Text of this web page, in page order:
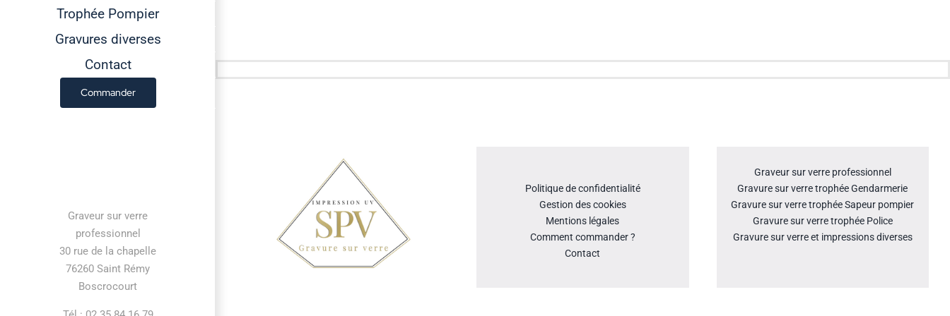
Trophée Pompier
Gravures diverses
Contact
Commander
Graveur sur verre
professionnel
30 rue de la chapelle
76260 Saint Rémy
Boscrocourt
Politique de confidentialité
Gestion des cookies
Mentions légales
Comment commander ?
Contact
Graveur sur verre professionnel
Gravure sur verre trophée Gendarmerie
Gravure sur verre trophée Sapeur pompier
Gravure sur verre trophée Police
Gravure sur verre et impressions diverses